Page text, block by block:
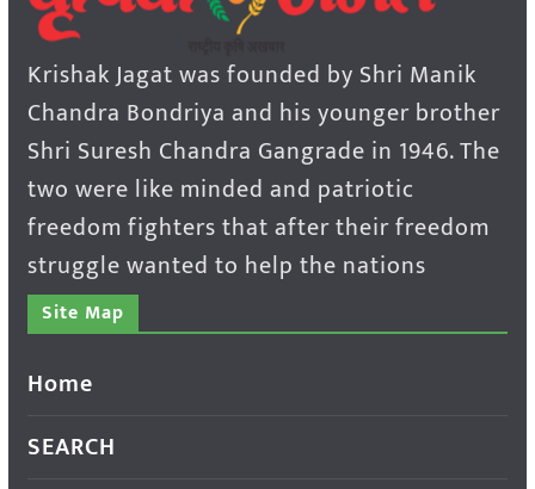
Krishak Jagat was founded by Shri Manik
Chandra Bondriya and his younger brother
Shri Suresh Chandra Gangrade in 1946. The
two were like minded and patriotic
freedom fighters that after their freedom
struggle wanted to help the nations
Site Map
Home
SEARCH